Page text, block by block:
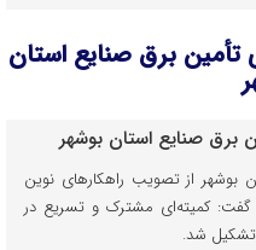
برق صنایع استان
از تصویب راهکارهای نوین
گفت: کمیته‌ای مشترک و تسریع در
شد.